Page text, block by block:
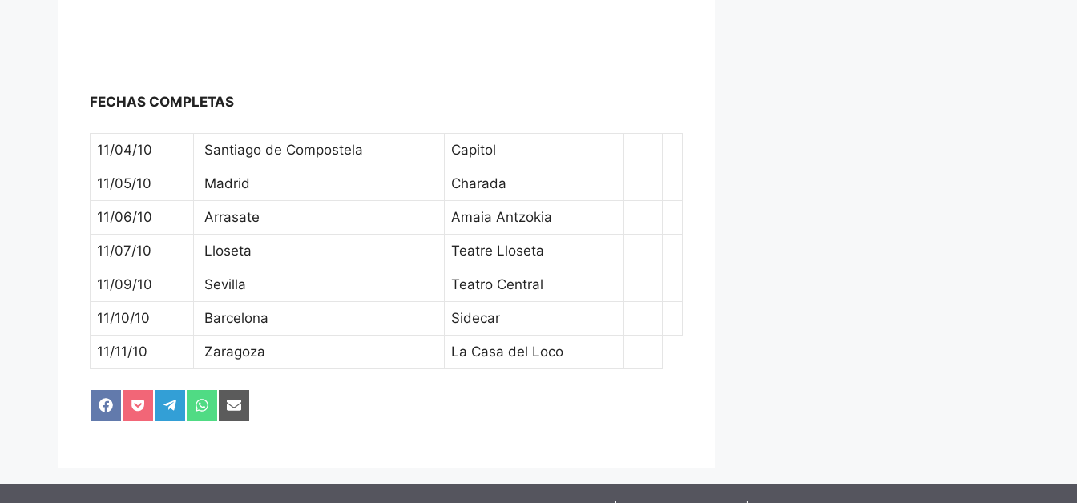
FECHAS COMPLETAS
11/04/10 Santiago de Compostela Capitol
11/05/10 Madrid Charada
11/06/10 Arrasate Amaia Antzokia
11/07/10 Lloseta Teatre Lloseta
11/09/10 Sevilla Teatro Central
11/10/10 Barcelona Sidecar
11/11/10 Zaragoza La Casa del Loco
Compartir
en
Compartir
en
Compartir
en
Compartir
en
Compartir
en